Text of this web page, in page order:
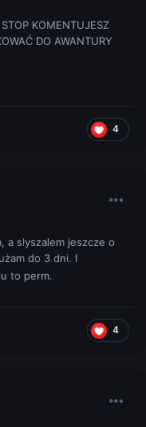
KOMENTUJESZ
DO AWANTURY
4
a slyszalem jeszcze o
do 3 dni. I
to perm.
4